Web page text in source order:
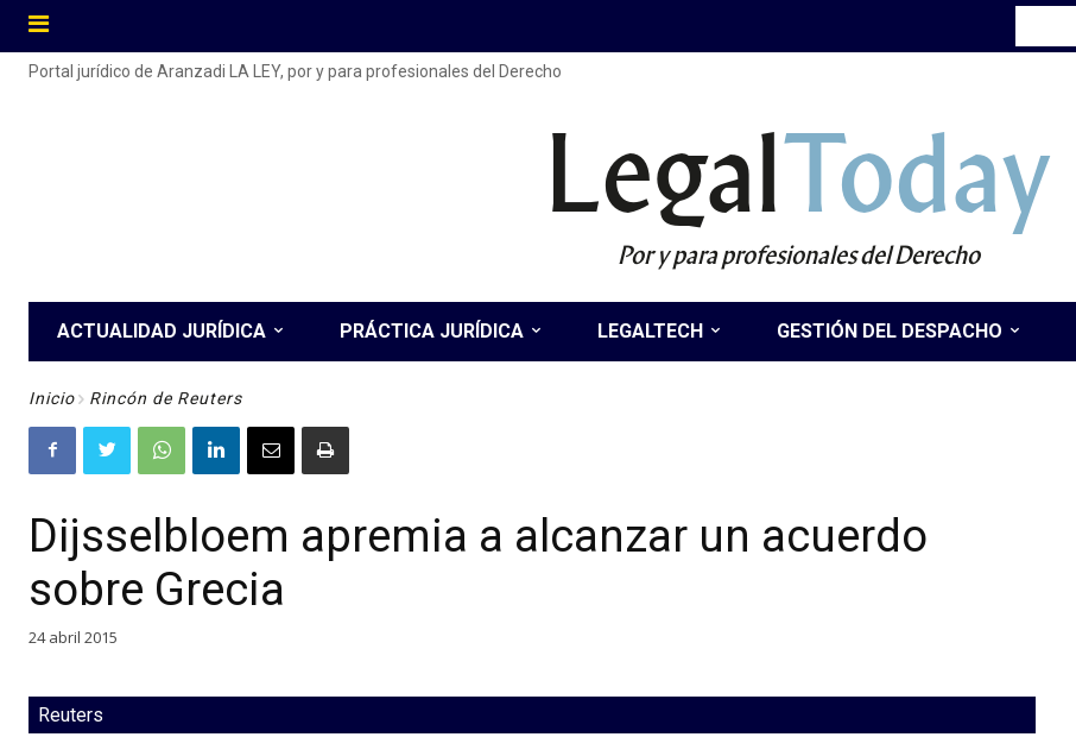
Portal jurídico de Aranzadi LA LEY, por y para profesionales del Derecho
LegalToday
Por y para profesionales del Derecho
ACTUALIDAD JURÍDICA PRÁCTICA JURÍDICA LEGALTECH GESTIÓN DEL DESPACHO
Inicio Rincón de Reuters
Dijsselbloem apremia a alcanzar un acuerdo
sobre Grecia
24 abril 2015
Reuters